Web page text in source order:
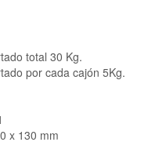
total 30 Kg.
por cada cajón 5Kg.
x 130 mm